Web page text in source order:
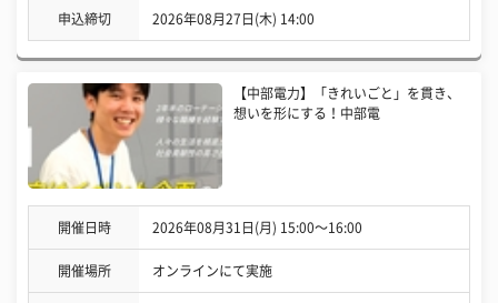
申込締切 2026年08月27日(木) 14:00
【中部電力】「きれいごと」を貫き、
想いを形にする！中部電
開催日時 2026年08月31日(月) 15:00〜16:00
開催場所 オンラインにて実施